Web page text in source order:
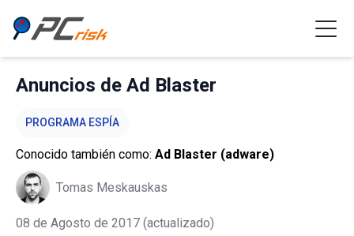
Anuncios de Ad Blaster
PROGRAMA ESPÍA
Conocido también como: Ad Blaster (adware)
Tomas Meskauskas
08 de Agosto de 2017 (actualizado)